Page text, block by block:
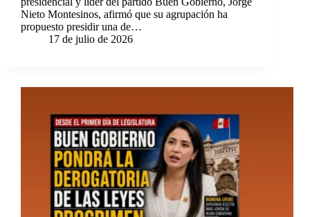
Nieto Montesinos, afirmó que su agrupación ha
propuesto presidir una de…
17 de julio de 2026